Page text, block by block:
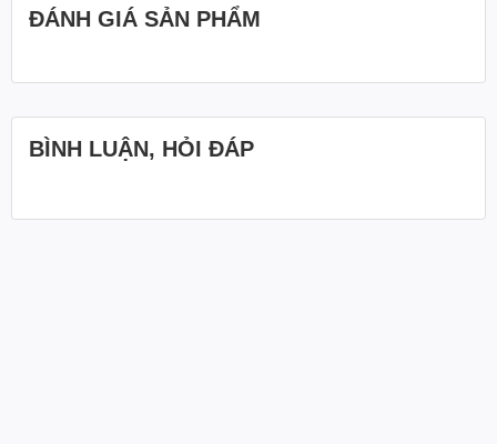
ĐÁNH GIÁ SẢN PHẨM
BÌNH LUẬN, HỎI ĐÁP